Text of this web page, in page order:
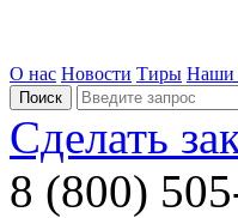
О нас Новости Тиры Наши
Сделать
8 (800)